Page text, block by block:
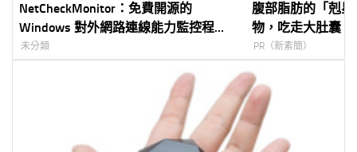
NetCheckMonitor：免費開源的
Windows 對外網路連線能力監控程
式，斷線紀錄、 PDF 報表與 Google
未分類
腹部脂肪的「剋
物，吃走大肚囊
PR（新素簡）